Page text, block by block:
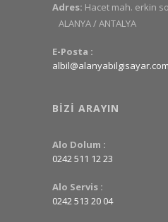
Adres: Hacet mah. erkin
ALANYA / ANTALYA
E-Posta :
albil@alanyabilgisayar.com
BIZI ARAYIN
Alo Dolum :
0242 511 12 23
Alo Servis :
0242 513 20 04